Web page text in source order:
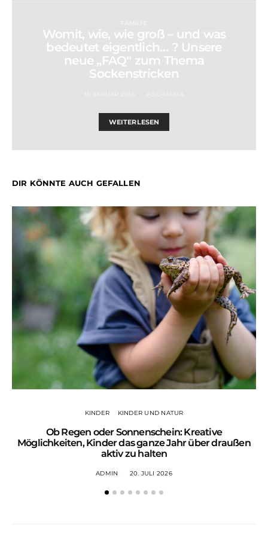
FAMILIE
Womit, wie, wie groß – und was
bedeutet eigentlich… ? Unsere
neue „FAQ“ zum Thema
Sockenstricken
WEITERLESEN
DIR KÖNNTE AUCH GEFALLEN
KINDER KINDER UND NATUR
Ob Regen oder Sonnenschein: Kreative
Möglichkeiten, Kinder das ganze Jahr über draußen
aktiv zu halten
ADMIN 20. JULI 2026